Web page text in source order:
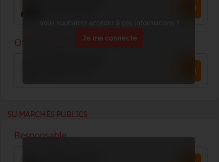
Vous souhaitez accéder à ces informations ?
Je me connecte
SU MARCHÉS PUBLICS